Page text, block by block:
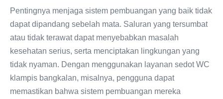
Pentingnya menjaga sistem pembuangan yang baik tidak
dapat dipandang sebelah mata. Saluran yang tersumbat
atau tidak terawat dapat menyebabkan masalah
kesehatan serius, serta menciptakan lingkungan yang
tidak nyaman. Dengan menggunakan layanan sedot WC
klampis bangkalan, misalnya, pengguna dapat
memastikan bahwa sistem pembuangan mereka